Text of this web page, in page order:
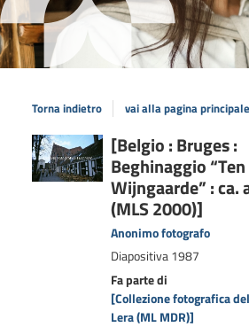
Torna indietro vai alla pagina principale
Dettaglio
del
documento
[Belgio : Bruges :
Beghinaggio “Ten
Wijngaarde” : ca.
(MLS 2000)]
Anonimo fotografo
Diapositiva1987
Fa parte di
[Collezione fotografica
Lera (ML MDR)]